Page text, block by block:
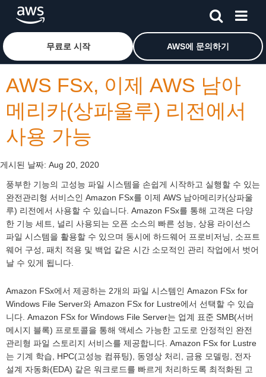
메인 콘텐츠로 건너뛰기Amazon Web Services 홈 페이지로 돌아가려면 여기를 클
무료로 시작 AWS에 문의하기
AWS FSx, 이제 AWS 남아
메리카(상파울루) 리전에서
사용 가능
게시된 날짜: Aug 20, 2020
풍부한 기능의 고성능 파일 시스템을 손쉽게 시작하고 실행할 수 있는
완전관리형 서비스인 Amazon FSx를 이제 AWS 남아메리카(상파울
루) 리전에서 사용할 수 있습니다. Amazon FSx를 통해 고객은 다양
한 기능 세트, 널리 사용되는 오픈 소스의 빠른 성능, 상용 라이선스
파일 시스템을 활용할 수 있으며 동시에 하드웨어 프로비저닝, 소프트
웨어 구성, 패치 적용 및 백업 같은 시간 소모적인 관리 작업에서 벗어
날 수 있게 됩니다.
Amazon FSx에서 제공하는 2개의 파일 시스템인 Amazon FSx for
Windows File Server와 Amazon FSx for Lustre에서 선택할 수 있습
니다. Amazon FSx for Windows File Server는 업계 표준 SMB(서버
메시지 블록) 프로토콜을 통해 액세스 가능한 고도로 안정적인 완전
관리형 파일 스토리지 서비스를 제공합니다. Amazon FSx for Lustre
는 기계 학습, HPC(고성능 컴퓨팅), 동영상 처리, 금융 모델링, 전자
설계 자동화(EDA) 같은 워크로드를 빠르게 처리하도록 최적화된 고